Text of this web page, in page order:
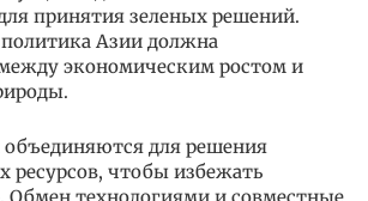
принятия зеленых решений.
Азии должна
экономическим ростом и
для решения
ресурсов, чтобы избежать